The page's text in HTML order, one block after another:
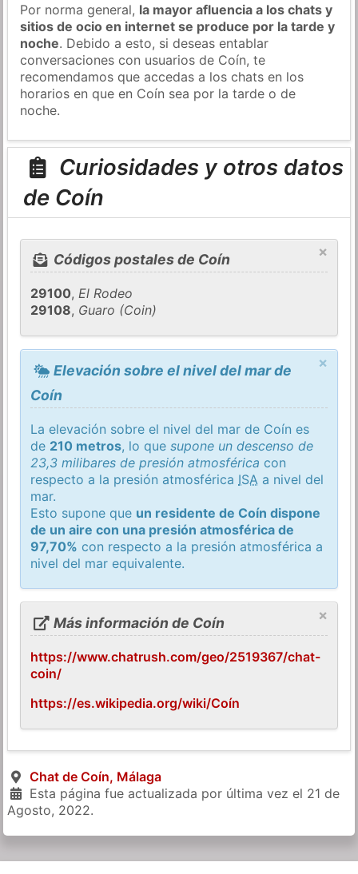
Por norma general, la mayor afluencia a los chats y
sitios de ocio en internet se produce por la tarde y
noche. Debido a esto, si deseas entablar
conversaciones con usuarios de Coín, te
recomendamos que accedas a los chats en los
horarios en que en Coín sea por la tarde o de
noche.
Curiosidades y otros datos
de Coín
×
Códigos postales de Coín
29100,El Rodeo
29108, Guaro (Coin)
×
Elevación sobre el nivel del mar de
Coín
La elevación sobre el nivel del mar de Coín es
de 210 metros, lo quesupone un descenso de
23,3 milibares de presión atmosférica con
respecto a la presión atmosférica ISA a nivel del
mar.
Esto supone que un residente de Coín dispone
de un aire con una presión atmosférica de
97,70% con respecto a la presión atmosférica a
nivel del mar equivalente.
×
Más información de Coín
https://www.chatrush.com/geo/2519367/chat-
coin/
https://es.wikipedia.org/wiki/Coín
Chat de Coín, Málaga
Esta página fue actualizada por última vez el 21 de
Agosto, 2022.